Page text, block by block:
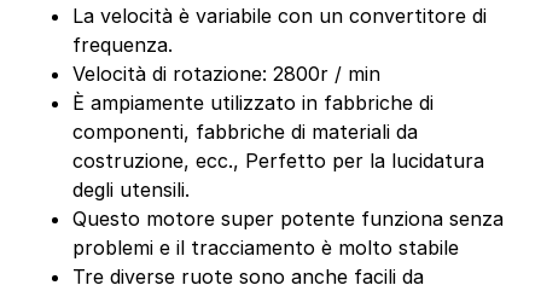
La velocità è variabile con un convertitore di
frequenza.
Velocità di rotazione: 2800r / min
È ampiamente utilizzato in fabbriche di
componenti, fabbriche di materiali da
costruzione, ecc., Perfetto per la lucidatura
degli utensili.
Questo motore super potente funziona senza
problemi e il tracciamento è molto stabile
Tre diverse ruote sono anche facili da